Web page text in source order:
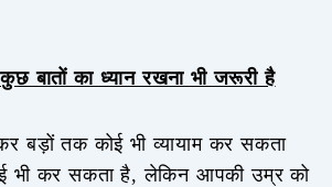
बातों का ध्यान रखना भी जरूरी है
बड़ों तक कोई भी व्यायाम कर सकता
भी कर सकता है, लेकिन आपकी उम्र को